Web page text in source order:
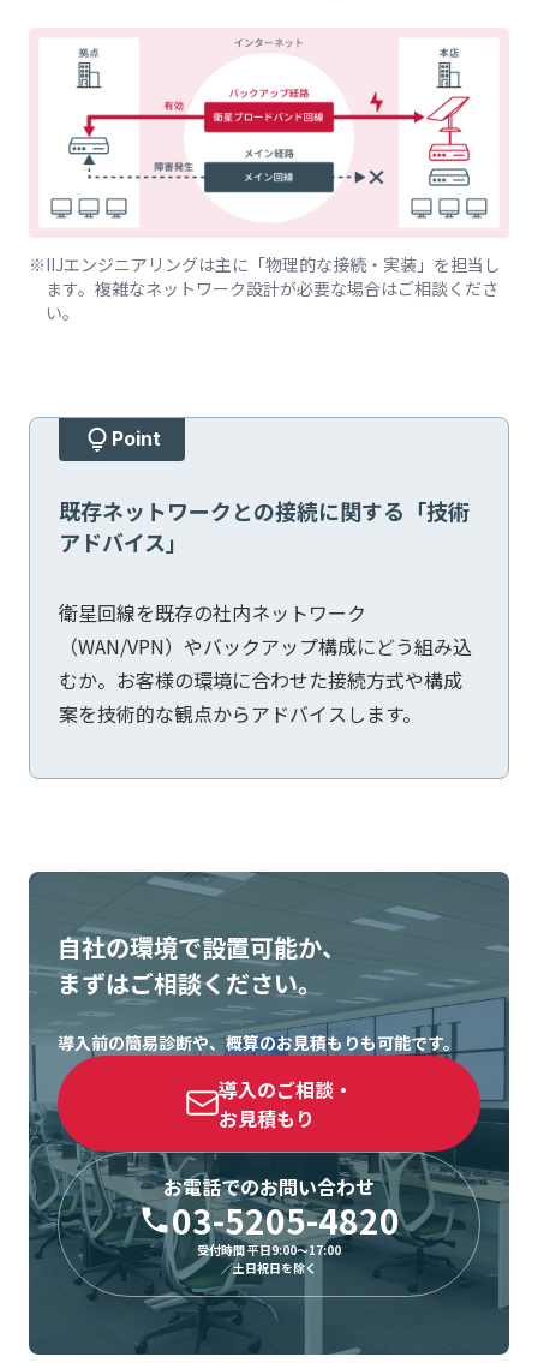
IIJエンジニアリングは主に「物理的な接続・実装」を担当し
ます。複雑なネットワーク設計が必要な場合はご相談くださ
い。
Point
既存ネットワークとの接続に関する「技術
アドバイス」
衛星回線を既存の社内ネットワーク
（WAN/VPN）やバックアップ構成にどう組み込
むか。お客様の環境に合わせた接続方式や構成
案を技術的な観点からアドバイスします。
自社の環境で設置可能か、
まずはご相談ください。
導入前の簡易診断や、概算のお見積もりも可能です。
導入のご相談・
お見積もり
お電話でのお問い合わせ
03-5205-4820
受付時間 平日9:00〜17:00
／土日祝日を除く